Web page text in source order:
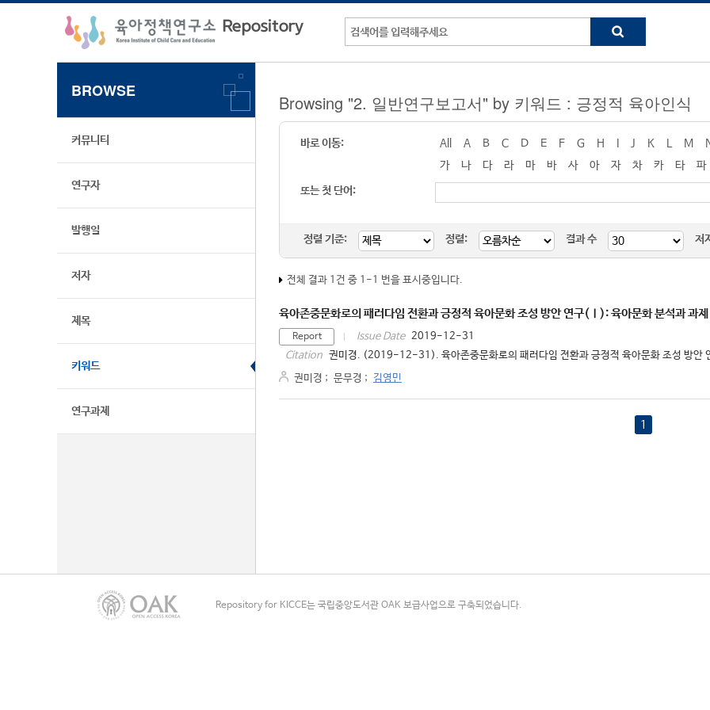
BROWSE
커뮤니티
연구자
발행일
저자
제목
키워드
연구과제
Browsing "2. 일반연구보고서" by 키워드 : 긍정적 육아인식
바로 이동: All A B C D E F G H J K M
가
나 다 라 마 바 사 아 자 차 카 타 파
또는 첫 단어:
정렬 기준: 정렬: 결과 수 저
전체 결과 1건 중 1-1 번을 표시중입니다.
육아존중문화로의 패러다임 전환과 긍정적 육아문화 조성 방안 연구(Ⅰ): 육아문화 분석과 과제
Report Issue Date 2019-12-31
Citation 권미경. (2019-12-31). 육아존중문화로의 패러다임 전환과 긍정적 육아문화 조성 방
권미경 ; 문무경 ; 김영민
1
Repository for KICCE는 국립중앙도서관 OAK 보급사업으로 구축되었습니다.